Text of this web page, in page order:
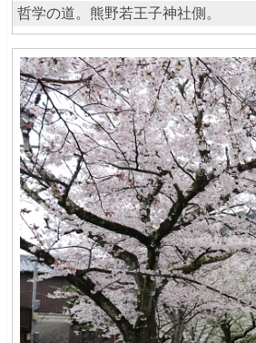
哲学の道。熊野若王子神社側。